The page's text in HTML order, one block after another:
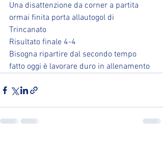
Una disattenzione da corner a partita
ormai finita porta allautogol di
Trincanato
Risultato finale 4-4
Bisogna ripartire dal secondo tempo
fatto oggi è lavorare duro in allenamento